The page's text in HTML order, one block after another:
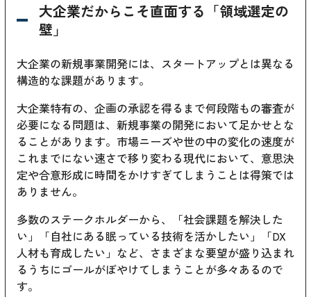
大企業だからこそ直面する「領域選定の
壁」
大企業の新規事業開発には、スタートアップとは異なる
構造的な課題があります。
大企業特有の、企画の承認を得るまで何段階もの審査が
必要になる問題は、新規事業の開発において足かせとな
ることがあります。市場ニーズや世の中の変化の速度が
これまでにない速さで移り変わる現代において、意思決
定や合意形成に時間をかけすぎてしまうことは得策では
ありません。
多数のステークホルダーから、「社会課題を解決した
い」「自社にある眠っている技術を活かしたい」「DX
人材も育成したい」など、さまざまな要望が盛り込まれ
るうちにゴールがぼやけてしまうことが多々あるので
す。